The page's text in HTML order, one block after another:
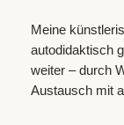
Meine
autodidaktisch
weiter – durch
Austausch mit